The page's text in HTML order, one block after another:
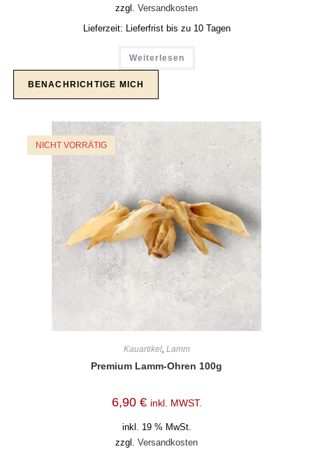
zzgl. Versandkosten
Lieferzeit: Lieferfrist bis zu 10 Tagen
Weiterlesen
NICHT VORRÄTIG
Kauartikel, Lamm
Premium Lamm-Ohren 100g
6,90 € inkl. MWST.
inkl. 19 % MwSt.
zzgl. Versandkosten